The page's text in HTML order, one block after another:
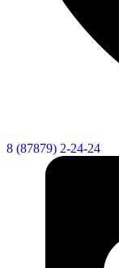
8 (87879) 2-24-24